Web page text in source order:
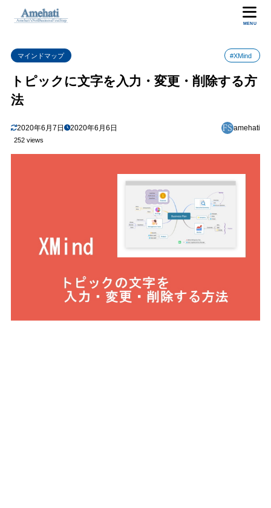
MENU
マインドマップ #XMind
トピックに文字を入力・変更・削除する方
法
2020年6月7日 2020年6月6日 amehati
252 views
目次
1
2 文字の変更